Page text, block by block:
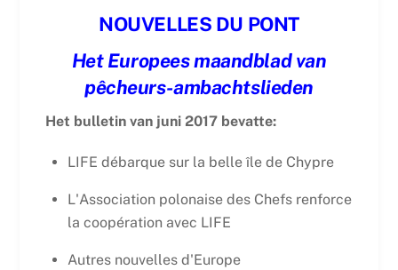
NOUVELLES DU PONT
Het Europees maandblad van
pêcheurs-ambachtslieden
Het bulletin van juni 2017 bevatte:
LIFE débarque sur la belle île de Chypre
L'Association polonaise des Chefs renforce
la coopération avec LIFE
Autres nouvelles d'Europe